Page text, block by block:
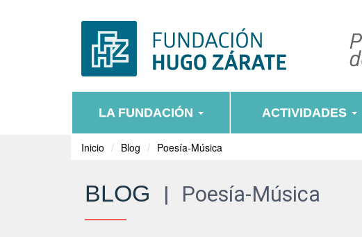
LA FUNDACIÓN ACTIVIDADES
Inicio Blog Poesía-Música
BLOG | Poesía-Música